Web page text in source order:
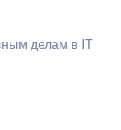
делам в IT